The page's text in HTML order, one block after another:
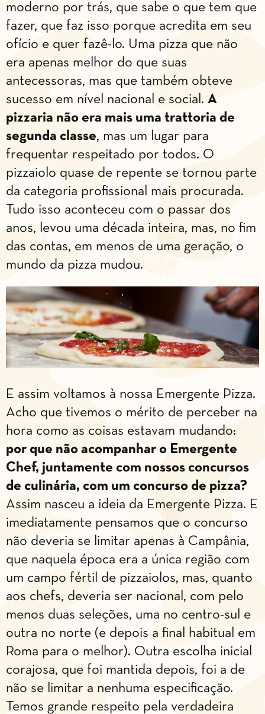
moderno por trás, que sabe o que tem que
fazer, que faz isso porque acredita em seu
ofício e quer fazê-lo. Uma pizza que não
era apenas melhor do que suas
antecessoras, mas que também obteve
sucesso em nível nacional e social. A
pizzaria não era mais uma trattoria de
segunda classe, mas um lugar para
frequentar respeitado por todos. O
pizzaiolo quase de repente se tornou parte
da categoria profissional mais procurada.
Tudo isso aconteceu com o passar dos
anos, levou uma década inteira, mas, no fim
das contas, em menos de uma geração, o
mundo da pizza mudou.
E assim voltamos à nossa Emergente Pizza.
Acho que tivemos o mérito de perceber na
hora como as coisas estavam mudando:
por que não acompanhar o Emergente
Chef, juntamente com nossos concursos
de culinária, com um concurso de pizza?
Assim nasceu a ideia da Emergente Pizza. E
imediatamente pensamos que o concurso
não deveria se limitar apenas à Campânia,
que naquela época era a única região com
um campo fértil de pizzaiolos, mas, quanto
aos chefs, deveria ser nacional, com pelo
menos duas seleções, uma no centro-sul e
outra no norte (e depois a final habitual em
Roma para o melhor). Outra escolha inicial
corajosa, que foi mantida depois, foi a de
não se limitar a nenhuma especificação.
Temos grande respeito pela verdadeira